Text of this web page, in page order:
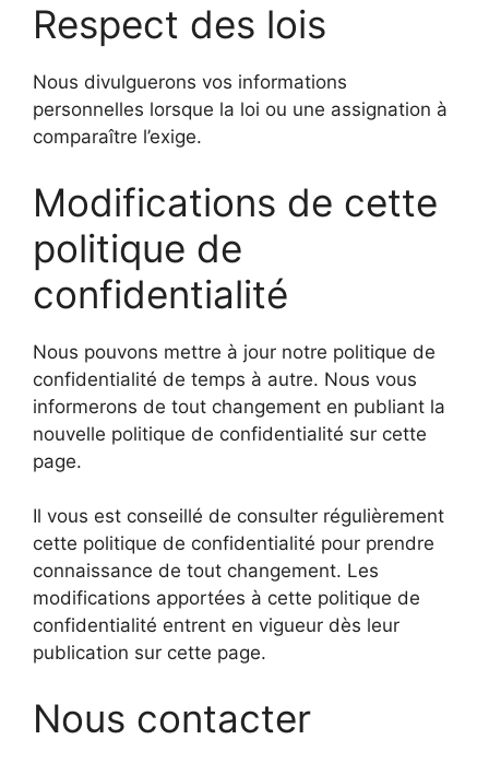
Respect des lois
Nous divulguerons vos informations
personnelles lorsque la loi ou une assignation à
comparaître l’exige.
Modifications de cette
politique de
confidentialité
Nous pouvons mettre à jour notre politique de
confidentialité de temps à autre. Nous vous
informerons de tout changement en publiant la
nouvelle politique de confidentialité sur cette
page.
Il vous est conseillé de consulter régulièrement
cette politique de confidentialité pour prendre
connaissance de tout changement. Les
modifications apportées à cette politique de
confidentialité entrent en vigueur dès leur
publication sur cette page.
Nous contacter